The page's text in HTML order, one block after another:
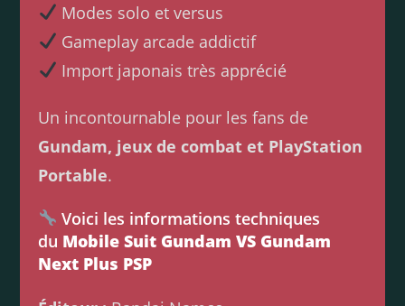
Modes solo et versus
Gameplay arcade addictif
Import japonais très apprécié
Un incontournable pour les fans de
Gundam, jeux de combat et PlayStation
Portable.
Voici les informations techniques
du Mobile Suit Gundam VS Gundam
Next Plus PSP